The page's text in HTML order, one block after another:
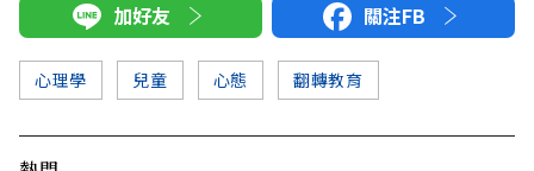
加好友 關注FB
心理學 兒童 心態 翻轉教育